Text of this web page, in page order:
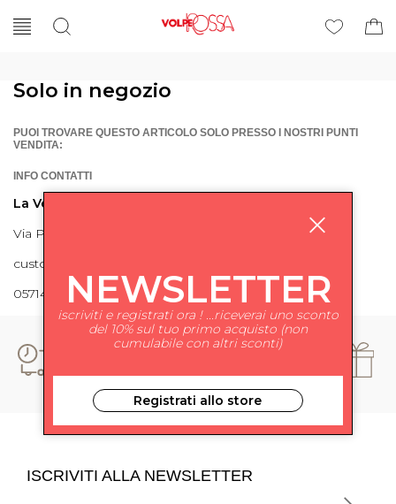
Solo in negozio
PUOI TROVARE QUESTO ARTICOLO SOLO PRESSO I NOSTRI PUNTI
VENDITA:
INFO CONTATTI
La Volpe Rossa
Via Piave 27 56024 Ponte a Egola
customercare@lavolperossa.it
0571498228
ISCRIVITI ALLA NEWSLETTER
NEWSLETTER
iscriviti e registrati ora ! ...riceverai uno sconto
del 10% sul tuo primo acquisto (non
cumulabile con altri sconti)
Registrati allo store